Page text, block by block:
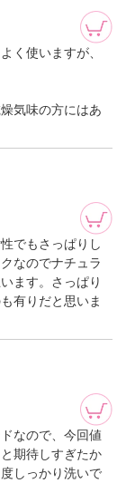
く使いますが、
気味の方にはあ
でもさっぱりし
なのでナチュラ
ます。さっぱり
有りだと思いま
なので、今回値
期待しすぎたか
しっかり洗いで